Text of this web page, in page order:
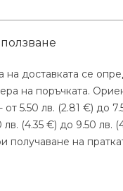
на доставката се
на поръчката.
от 5.50 лв. (2.81 €) до
лв. (4.35 €) до 9.50 лв.
получаване на